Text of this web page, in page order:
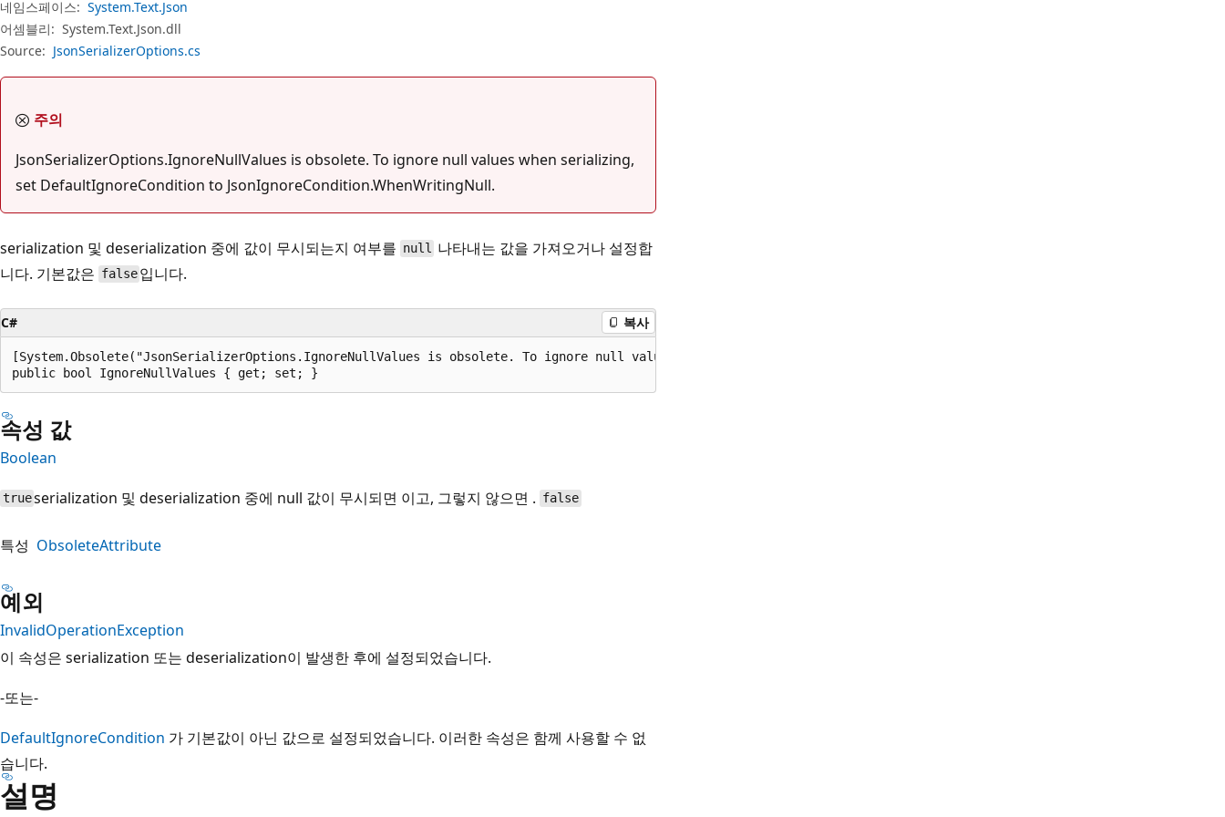
네임스페이스: System.Text.Json
어셈블리: System.Text.Json.dll
Source: JsonSerializerOptions.cs
주의
JsonSerializerOptions.IgnoreNullValues is obsolete. To ignore null values when serializing,
set DefaultIgnoreCondition to JsonIgnoreCondition.WhenWritingNull.
serialization 및 deserialization 중에 값이 무시되는지 여부를 null 나타내는 값을 가져오거나 설정합
니다. 기본값은 false 입니다.
C# 복사
[System.Obsolete("JsonSerializerOptions.IgnoreNullValues is obsolete. To ignore null values when serializing, set DefaultIgnoreCondition to
public bool IgnoreNullValues { get; set; }
속성 값
Boolean
trueserialization 및 deserialization 중에 null 값이 무시되면 이고, 그렇지 않으면 . false
특성 ObsoleteAttribute
예외
InvalidOperationException
이 속성은 serialization 또는 deserialization이 발생한 후에 설정되었습니다.
-또는-
DefaultIgnoreCondition 가 기본값이 아닌 값으로 설정되었습니다. 이러한 속성은 함께 사용할 수 없
습니다.
설명